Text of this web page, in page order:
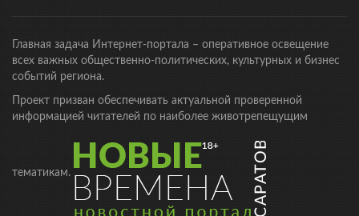
Главная задача Интернет-портала – оперативное освещение
всех важных общественно-политических, культурных и бизнес
событий региона.
Проект призван обеспечивать актуальной проверенной
информацией читателей по наиболее животрепещущим
тематикам.